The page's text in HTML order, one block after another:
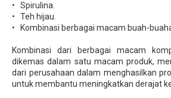
• Spirulina.
• Teh hijau.
• Kombinasi berbagai macam buah-
Kombinasi dari berbagai macam
dikemas dalam satu macam produk,
dari perusahaan dalam menghasilkan
untuk membantu meningkatkan derajat